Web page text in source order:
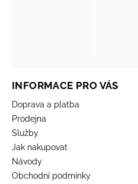
INFORMACE PRO VÁS
Doprava a platba
Prodejna
Služby
Jak nakupovat
Návody
Obchodní podmínky